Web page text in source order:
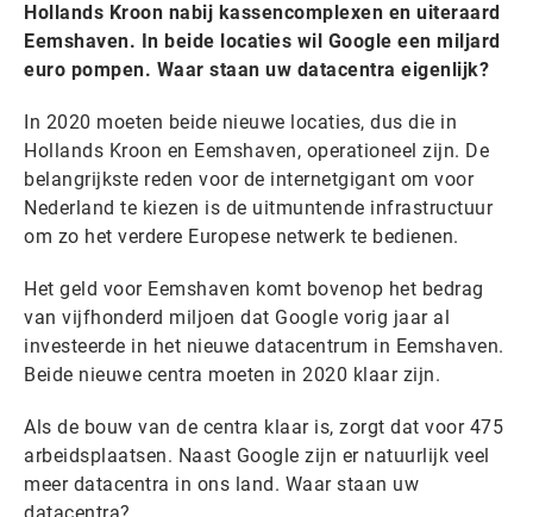
Hollands Kroon nabij kassencomplexen en uiteraard
Eemshaven. In beide locaties wil Google een miljard
euro pompen. Waar staan uw datacentra eigenlijk?
In 2020 moeten beide nieuwe locaties, dus die in
Hollands Kroon en Eemshaven, operationeel zijn. De
belangrijkste reden voor de internetgigant om voor
Nederland te kiezen is de uitmuntende infrastructuur
om zo het verdere Europese netwerk te bedienen.
Het geld voor Eemshaven komt bovenop het bedrag
van vijfhonderd miljoen dat Google vorig jaar al
investeerde in het nieuwe datacentrum in Eemshaven.
Beide nieuwe centra moeten in 2020 klaar zijn.
Als de bouw van de centra klaar is, zorgt dat voor 475
arbeidsplaatsen. Naast Google zijn er natuurlijk veel
meer datacentra in ons land. Waar staan uw